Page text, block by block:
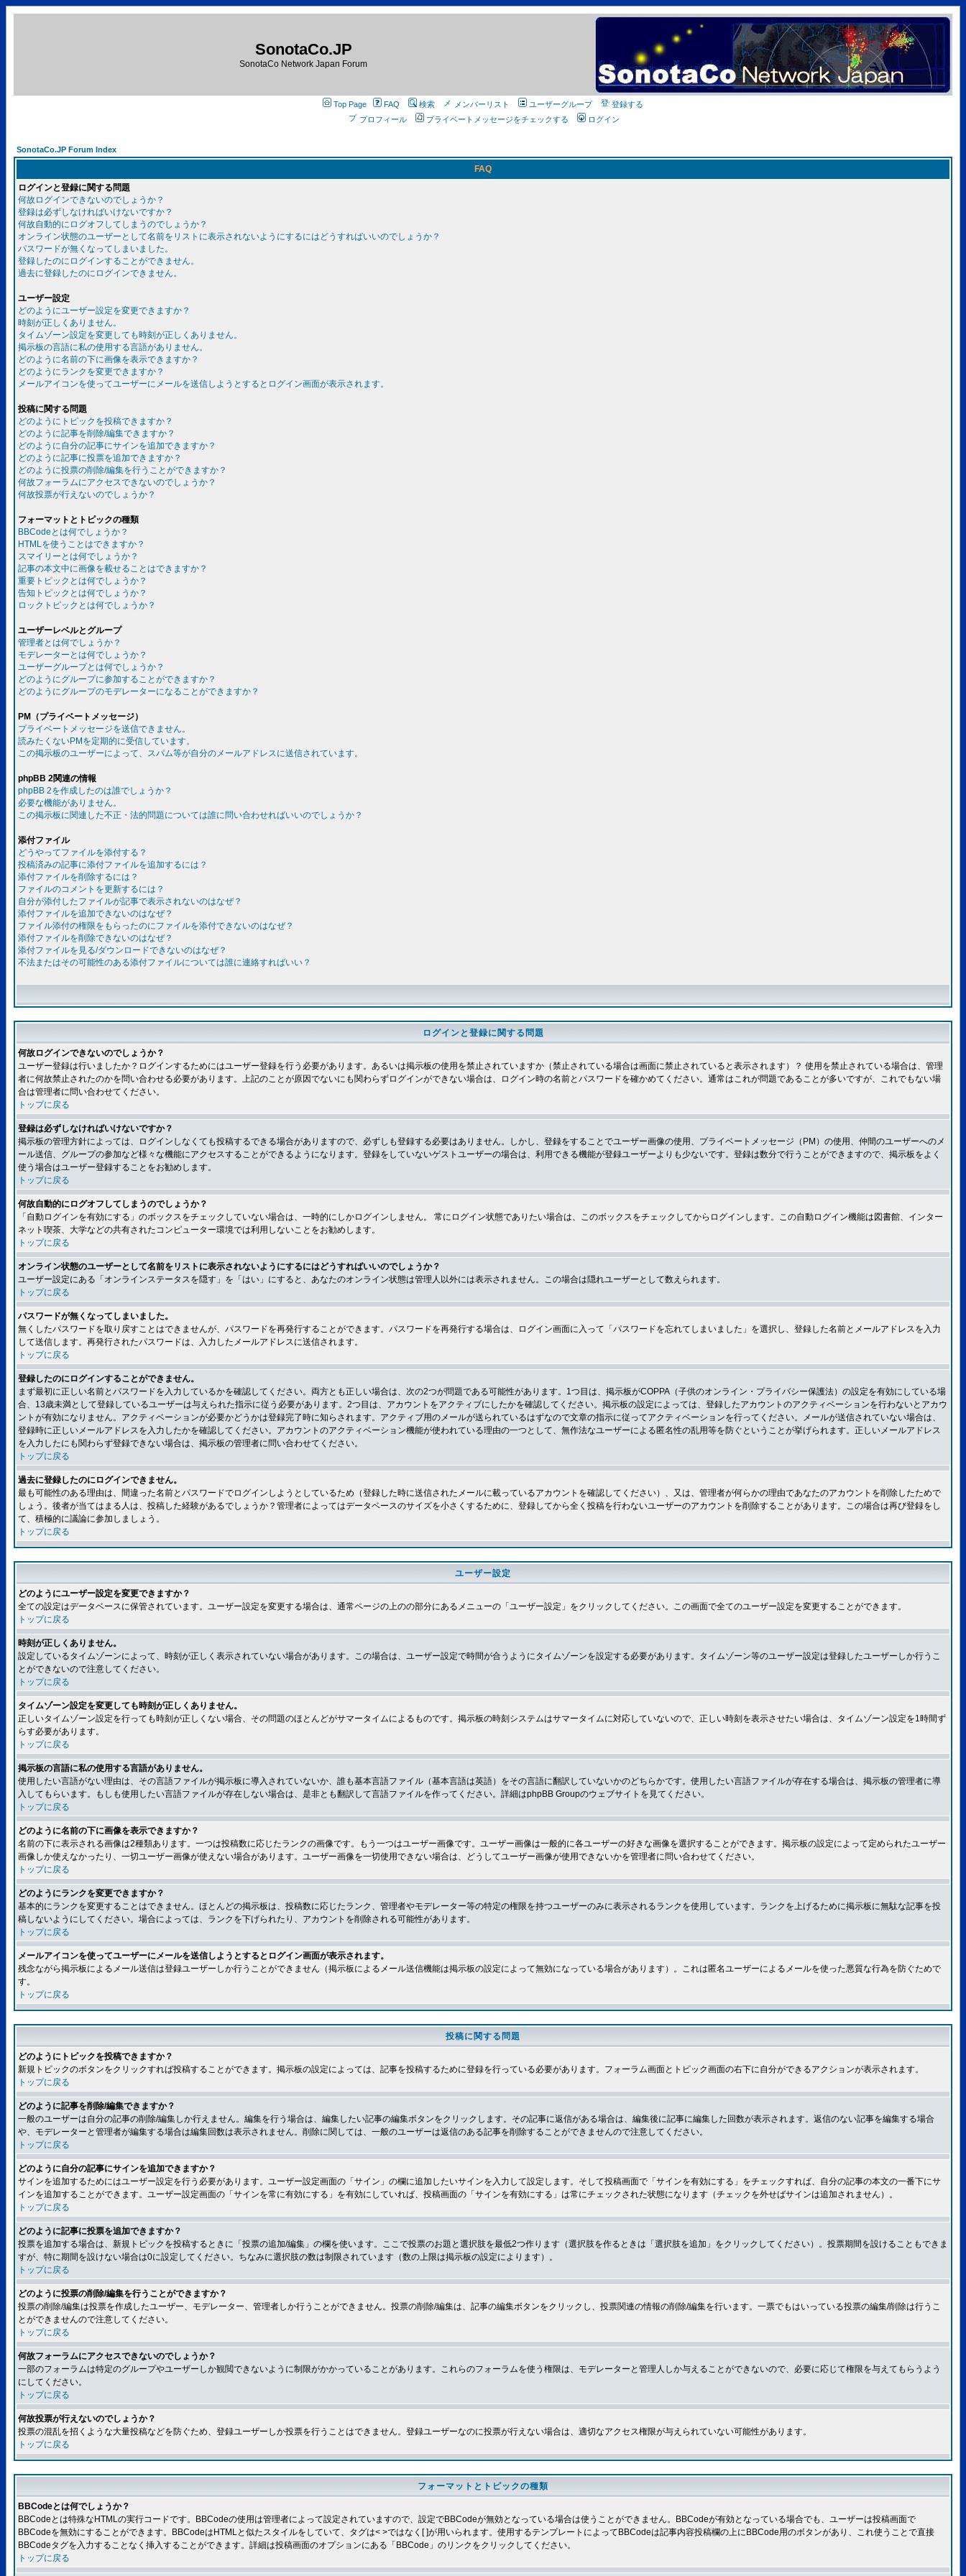
SonotaCo.JP
SonotaCo Network Japan Forum
Top Page FAQ 検索 メンバーリスト ユーザーグループ
登録する
プロフィール
プライベートメッセージをチェックする ログイン
SonotaCo.JP Forum Index
FAQ
ログインと登録に関する問題
何故ログインできないのでしょうか？
登録は必ずしなければいけないですか？
何故自動的にログオフしてしまうのでしょうか？
オンライン状態のユーザーとして名前をリストに表示されないようにするにはどうすればいいのでしょうか？
パスワードが無くなってしまいました。
登録したのにログインすることができません。
過去に登録したのにログインできません。
ユーザー設定
どのようにユーザー設定を変更できますか？
時刻が正しくありません。
タイムゾーン設定を変更しても時刻が正しくありません。
掲示板の言語に私の使用する言語がありません。
どのように名前の下に画像を表示できますか？
どのようにランクを変更できますか？
メールアイコンを使ってユーザーにメールを送信しようとするとログイン画面が表示されます。
投稿に関する問題
どのようにトピックを投稿できますか？
どのように記事を削除/編集できますか？
どのように自分の記事にサインを追加できますか？
どのように記事に投票を追加できますか？
どのように投票の削除/編集を行うことができますか？
何故フォーラムにアクセスできないのでしょうか？
何故投票が行えないのでしょうか？
フォーマットとトピックの種類
BBCodeとは何でしょうか？
HTMLを使うことはできますか？
スマイリーとは何でしょうか？
記事の本文中に画像を載せることはできますか？
重要トピックとは何でしょうか？
告知トピックとは何でしょうか？
ロックトピックとは何でしょうか？
ユーザーレベルとグループ
管理者とは何でしょうか？
モデレーターとは何でしょうか？
ユーザーグループとは何でしょうか？
どのようにグループに参加することができますか？
どのようにグループのモデレーターになることができますか？
PM（プライベートメッセージ）
プライベートメッセージを送信できません。
読みたくないPMを定期的に受信しています。
この掲示板のユーザーによって、スパム等が自分のメールアドレスに送信されています。
phpBB 2関連の情報
phpBB 2を作成したのは誰でしょうか？
必要な機能がありません。
この掲示板に関連した不正・法的問題については誰に問い合わせればいいのでしょうか？
添付ファイル
どうやってファイルを添付する？
投稿済みの記事に添付ファイルを追加するには？
添付ファイルを削除するには？
ファイルのコメントを更新するには？
自分が添付したファイルが記事で表示されないのはなぜ？
添付ファイルを追加できないのはなぜ？
ファイル添付の権限をもらったのにファイルを添付できないのはなぜ？
添付ファイルを削除できないのはなぜ？
添付ファイルを見る/ダウンロードできないのはなぜ？
不法またはその可能性のある添付ファイルについては誰に連絡すればいい？
ログインと登録に関する問題
何故ログインできないのでしょうか？
ユーザー登録は行いましたか？ログインするためにはユーザー登録を行う必要があります。あるいは掲示板の使用を禁止されていますか（禁止されている場合は画面に禁止されていると表示されます）？ 使用を禁止されている場合は、管理
者に何故禁止されたのかを問い合わせる必要があります。上記のことが原因でないにも関わらずログインができない場合は、ログイン時の名前とパスワードを確かめてください。通常はこれが問題であることが多いですが、これでもない場
合は管理者に問い合わせてください。
トップに戻る
登録は必ずしなければいけないですか？
掲示板の管理方針によっては、ログインしなくても投稿するできる場合がありますので、必ずしも登録する必要はありません。しかし、登録をすることでユーザー画像の使用、プライベートメッセージ（PM）の使用、仲間のユーザーへのメ
ール送信、グループの参加など様々な機能にアクセスすることができるようになります。登録をしていないゲストユーザーの場合は、利用できる機能が登録ユーザーよりも少ないです。登録は数分で行うことができますので、掲示板をよく
使う場合はユーザー登録することをお勧めします。
トップに戻る
何故自動的にログオフしてしまうのでしょうか？
「自動ログインを有効にする」のボックスをチェックしていない場合は、一時的にしかログインしません。 常にログイン状態でありたい場合は、このボックスをチェックしてからログインします。この自動ログイン機能は図書館、インター
ネット喫茶、大学などの共有されたコンピューター環境では利用しないことをお勧めします。
トップに戻る
オンライン状態のユーザーとして名前をリストに表示されないようにするにはどうすればいいのでしょうか？
ユーザー設定にある「オンラインステータスを隠す」を「はい」にすると、あなたのオンライン状態は管理人以外には表示されません。この場合は隠れユーザーとして数えられます。
トップに戻る
パスワードが無くなってしまいました。
無くしたパスワードを取り戻すことはできませんが、パスワードを再発行することができます。パスワードを再発行する場合は、ログイン画面に入って「パスワードを忘れてしまいました」を選択し、登録した名前とメールアドレスを入力
して送信します。再発行されたパスワードは、入力したメールアドレスに送信されます。
トップに戻る
登録したのにログインすることができません。
まず最初に正しい名前とパスワードを入力しているかを確認してください。両方とも正しい場合は、次の2つが問題である可能性があります。1つ目は、掲示板がCOPPA（子供のオンライン・プライバシー保護法）の設定を有効にしている場
合、13歳未満として登録しているユーザーは与えられた指示に従う必要があります。2つ目は、アカウントをアクティブにしたかを確認してください。掲示板の設定によっては、登録したアカウントのアクティベーションを行わないとアカウ
ントが有効になりません。アクティベーションが必要かどうかは登録完了時に知らされます。アクティブ用のメールが送られているはずなので文章の指示に従ってアクティベーションを行ってください。メールが送信されていない場合は、
登録時に正しいメールアドレスを入力したかを確認してください。アカウントのアクティベーション機能が使われている理由の一つとして、無作法なユーザーによる匿名性の乱用等を防ぐということが挙げられます。正しいメールアドレス
を入力したにも関わらず登録できない場合は、掲示板の管理者に問い合わせてください。
トップに戻る
過去に登録したのにログインできません。
最も可能性のある理由は、間違った名前とパスワードでログインしようとしているため（登録した時に送信されたメールに載っているアカウントを確認してください）、又は、管理者が何らかの理由であなたのアカウントを削除したためで
しょう。後者が当てはまる人は、投稿した経験があるでしょうか？管理者によってはデータベースのサイズを小さくするために、登録してから全く投稿を行わないユーザーのアカウントを削除することがあります。この場合は再び登録をし
て、積極的に議論に参加しましょう。
トップに戻る
ユーザー設定
どのようにユーザー設定を変更できますか？
全ての設定はデータベースに保管されています。ユーザー設定を変更する場合は、通常ページの上のの部分にあるメニューの「ユーザー設定」をクリックしてください。この画面で全てのユーザー設定を変更することができます。
トップに戻る
時刻が正しくありません。
設定しているタイムゾーンによって、時刻が正しく表示されていない場合があります。この場合は、ユーザー設定で時間が合うようにタイムゾーンを設定する必要があります。タイムゾーン等のユーザー設定は登録したユーザーしか行うこ
とができないので注意してください。
トップに戻る
タイムゾーン設定を変更しても時刻が正しくありません。
正しいタイムゾーン設定を行っても時刻が正しくない場合、その問題のほとんどがサマータイムによるものです。掲示板の時刻システムはサマータイムに対応していないので、正しい時刻を表示させたい場合は、タイムゾーン設定を1時間ず
らす必要があります。
トップに戻る
掲示板の言語に私の使用する言語がありません。
使用したい言語がない理由は、その言語ファイルが掲示板に導入されていないか、誰も基本言語ファイル（基本言語は英語）をその言語に翻訳していないかのどちらかです。使用したい言語ファイルが存在する場合は、掲示板の管理者に導
入してもらいます。もしも使用したい言語ファイルが存在しない場合は、是非とも翻訳して言語ファイルを作ってください。詳細はphpBB Groupのウェブサイトを見てください。
トップに戻る
どのように名前の下に画像を表示できますか？
名前の下に表示される画像は2種類あります。一つは投稿数に応じたランクの画像です。もう一つはユーザー画像です。ユーザー画像は一般的に各ユーザーの好きな画像を選択することができます。掲示板の設定によって定められたユーザー
画像しか使えなかったり、一切ユーザー画像が使えない場合があります。ユーザー画像を一切使用できない場合は、どうしてユーザー画像が使用できないかを管理者に問い合わせてください。
トップに戻る
どのようにランクを変更できますか？
基本的にランクを変更することはできません。ほとんどの掲示板は、投稿数に応じたランク、管理者やモデレーター等の特定の権限を持つユーザーのみに表示されるランクを使用しています。ランクを上げるために掲示板に無駄な記事を投
稿しないようにしてください。場合によっては、ランクを下げられたり、アカウントを削除される可能性があります。
トップに戻る
メールアイコンを使ってユーザーにメールを送信しようとするとログイン画面が表示されます。
残念ながら掲示板によるメール送信は登録ユーザーしか行うことができません（掲示板によるメール送信機能は掲示板の設定によって無効になっている場合があります）。これは匿名ユーザーによるメールを使った悪質な行為を防ぐためで
す。
トップに戻る
投稿に関する問題
どのようにトピックを投稿できますか？
新規トピックのボタンをクリックすれば投稿することができます。掲示板の設定によっては、記事を投稿するために登録を行っている必要があります。フォーラム画面とトピック画面の右下に自分ができるアクションが表示されます。
トップに戻る
どのように記事を削除/編集できますか？
一般のユーザーは自分の記事の削除/編集しか行えません。編集を行う場合は、編集したい記事の編集ボタンをクリックします。その記事に返信がある場合は、編集後に記事に編集した回数が表示されます。返信のない記事を編集する場合
や、モデレーターと管理者が編集する場合は編集回数は表示されません。削除に関しては、一般のユーザーは返信のある記事を削除することができませんので注意してください。
トップに戻る
どのように自分の記事にサインを追加できますか？
サインを追加するためにはユーザー設定を行う必要があります。ユーザー設定画面の「サイン」の欄に追加したいサインを入力して設定します。そして投稿画面で「サインを有効にする」をチェックすれば、自分の記事の本文の一番下にサ
インを追加することができます。ユーザー設定画面の「サインを常に有効にする」を有効にしていれば、投稿画面の「サインを有効にする」は常にチェックされた状態になります（チェックを外せばサインは追加されません）。
トップに戻る
どのように記事に投票を追加できますか？
投票を追加する場合は、新規トピックを投稿するときに「投票の追加/編集」の欄を使います。ここで投票のお題と選択肢を最低2つ作ります（選択肢を作るときは「選択肢を追加」をクリックしてください）。投票期間を設けることもできま
すが、特に期間を設けない場合は0に設定してください。ちなみに選択肢の数は制限されています（数の上限は掲示板の設定によります）。
トップに戻る
どのように投票の削除/編集を行うことができますか？
投票の削除/編集は投票を作成したユーザー、モデレーター、管理者しか行うことができません。投票の削除/編集は、記事の編集ボタンをクリックし、投票関連の情報の削除/編集を行います。一票でもはいっている投票の編集/削除は行うこ
とができませんので注意してください。
トップに戻る
何故フォーラムにアクセスできないのでしょうか？
一部のフォーラムは特定のグループやユーザーしか観閲できないように制限がかかっていることがあります。これらのフォーラムを使う権限は、モデレーターと管理人しか与えることができないので、必要に応じて権限を与えてもらうよう
にしてください。
トップに戻る
何故投票が行えないのでしょうか？
投票の混乱を招くような大量投稿などを防ぐため、登録ユーザーしか投票を行うことはできません。登録ユーザーなのに投票が行えない場合は、適切なアクセス権限が与えられていない可能性があります。
トップに戻る
フォーマットとトピックの種類
BBCodeとは何でしょうか？
BBCodeとは特殊なHTMLの実行コードです。BBCodeの使用は管理者によって設定されていますので、設定でBBCodeが無効となっている場合は使うことができません。BBCodeが有効となっている場合でも、ユーザーは投稿画面で
BBCodeを無効にすることができます。BBCodeはHTMLと似たスタイルをしていて、タグは< >ではなく[ ]が用いられます。使用するテンプレートによってBBCodeは記事内容投稿欄の上にBBCode用のボタンがあり、これ使うことで直接
BBCodeタグを入力することなく挿入することができます。詳細は投稿画面のオプションにある「BBCode」のリンクをクリックしてください。
トップに戻る